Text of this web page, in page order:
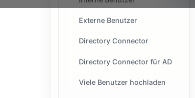
Externe Benutzer
Directory Connector
Directory Connector für AD
Viele Benutzer hochladen